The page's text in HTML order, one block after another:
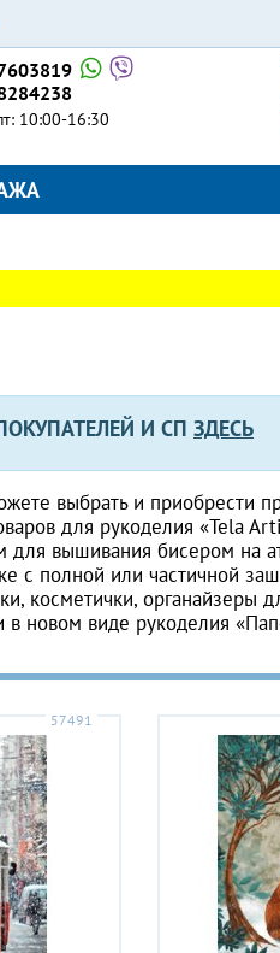
10:00-16:30
И СП ЗДЕСЬ
выбрать и приобрести
для рукоделия «Tela
для вышивания бисером на
с полной или частичной
косметички, органайзеры
новом виде рукоделия
57491